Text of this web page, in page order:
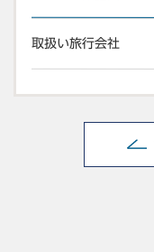
取扱い旅⾏会社